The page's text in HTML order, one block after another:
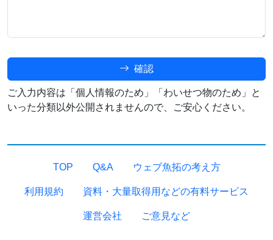
確認
ご入力内容は「個人情報のため」「わいせつ物のため」と
いった分類以外公開されませんので、ご安心ください。
TOP Q&A ウェブ魚拓の考え方
利用規約 資料・大量取得用などの有料サービス
運営会社 ご意見など